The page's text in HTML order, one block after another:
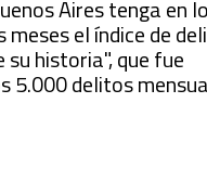
Aires tenga en
el índice de
su historia", que fue
5.000 delitos